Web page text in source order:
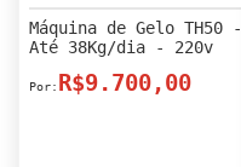
Máquina de Gelo TH50 -
Até 38Kg/dia - 220v
R$9.700,00